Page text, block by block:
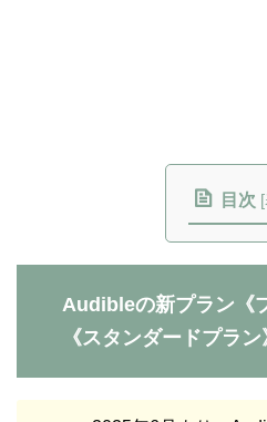
目次 [
Audibleの新プラン《
《スタンダードプラン